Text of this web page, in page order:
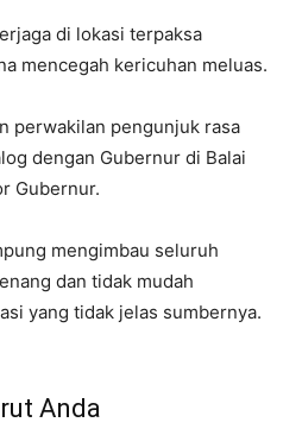
di lokasi terpaksa
mencegah kericuhan meluas.
perwakilan pengunjuk rasa
dengan Gubernur di Balai
Gubernur.
mengimbau seluruh
dan tidak mudah
yang tidak jelas sumbernya.
Anda